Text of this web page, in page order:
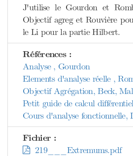
J'utilise le Gourdon et
Objectif agreg et Rouvière
le Li pour la partie Hilbert.
Références :
Analyse , Gourdon
Elements d'analyse réelle ,
Objectif Agrégation, Beck,
Petit guide de calcul
Cours d'analyse fonctionnelle,
Fichier :
219___Extremums.pdf